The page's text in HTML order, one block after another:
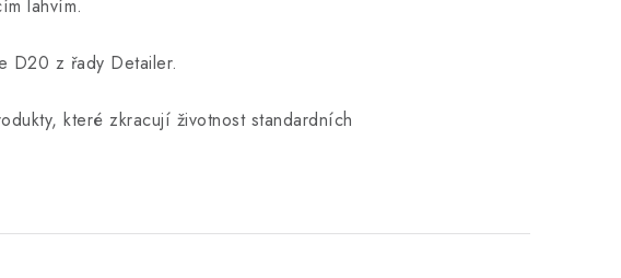
lahvím.
D20 z řady Detailer.
které zkracují životnost standardních